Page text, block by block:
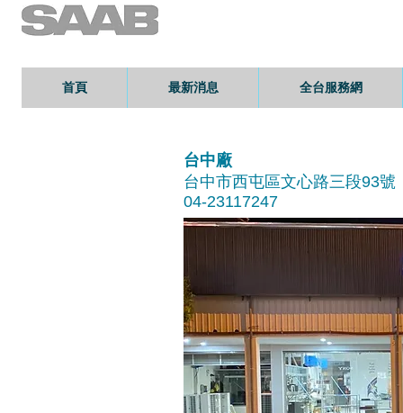
首頁 最新消息 全台服務網
台中廠
台中市西屯區文心路三段93號
04-23117247